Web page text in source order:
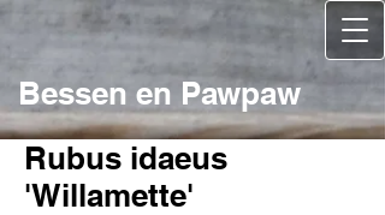
Bessen en Pawpaw
Rubus idaeus
'Willamette'